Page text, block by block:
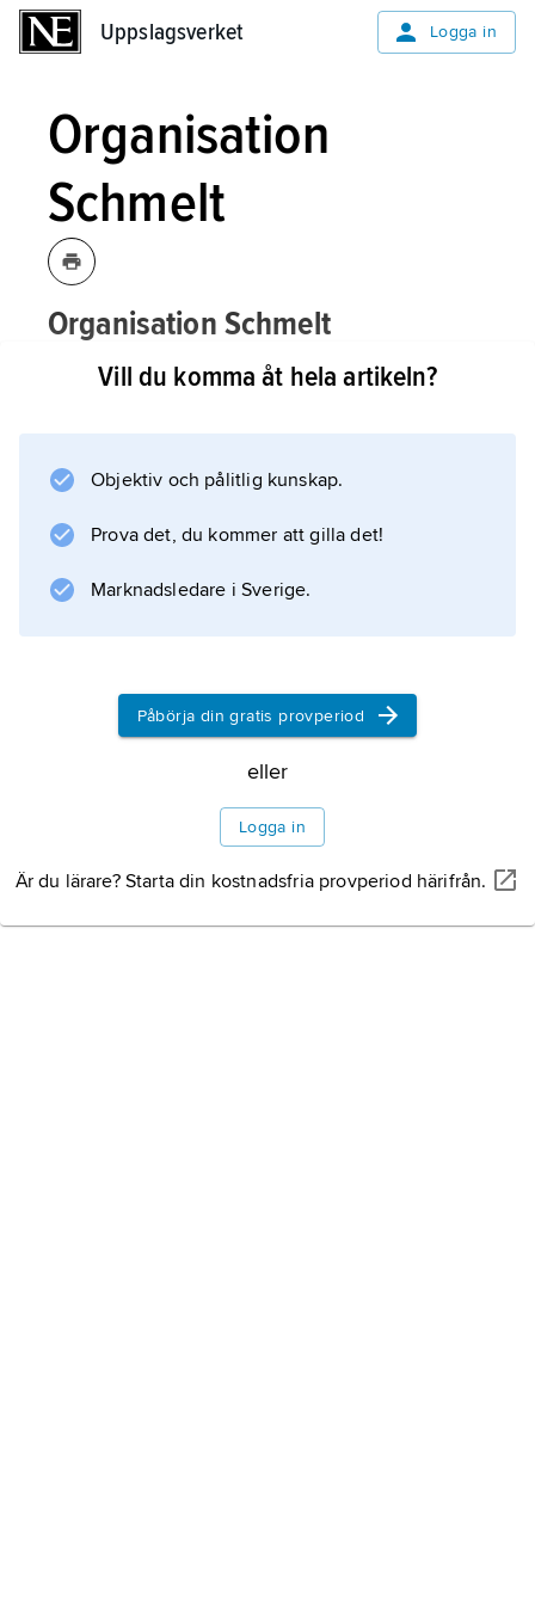
Uppslagsverket Logga in
Organisation
Schmelt
Organisation Schmelt
[ɔrganizatsio:ʹn ʃmɛʹlt], nazityskt program
som senare utvidgades till att omfatta
andra områden.
grundare, SS-Oberführer Albrecht Schmelt
Senare samma år började större delen av O.
1944, och endast de arbetare som var
verksamma i rustnings-
Vill du komma åt hela artikeln?
Objektiv och pålitlig kunskap.
Prova det, du kommer att gilla det!
Marknadsledare i Sverige.
Påbörja din gratis provperiod
eller
Logga in
Är du lärare? Starta din kostnadsfria provperiod härifrån.